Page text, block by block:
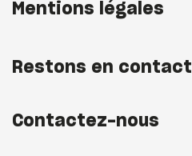
Mentions légales
Restons en contact
Contactez-nous